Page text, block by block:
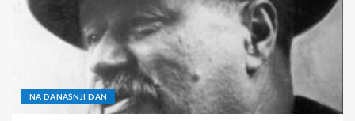
NA DANAŠNJI DAN